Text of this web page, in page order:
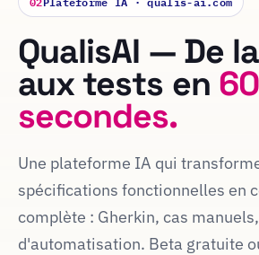
QualisAI — De
aux tests en 60
secondes.
Une plateforme IA qui
spécifications fonctionnelles en
complète : Gherkin, cas
d'automatisation. Beta gratuite